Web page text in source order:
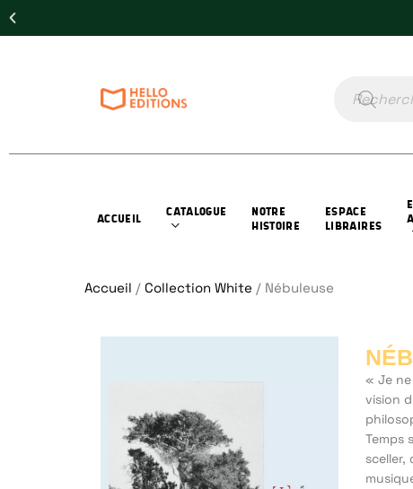
ACCUEIL
CATALOGUE
NOTRE
HISTOIRE
ESPACE
LIBRAIRES
Accueil / Collection White / Nébuleuse
« Je
vision
Temps
sceller,